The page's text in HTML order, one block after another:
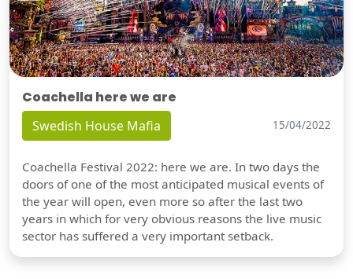
Coachella here we are
Swedish House Mafia 15/04/2022
Coachella Festival 2022: here we are. In two days the
doors of one of the most anticipated musical events of
the year will open, even more so after the last two
years in which for very obvious reasons the live music
sector has suffered a very important setback.